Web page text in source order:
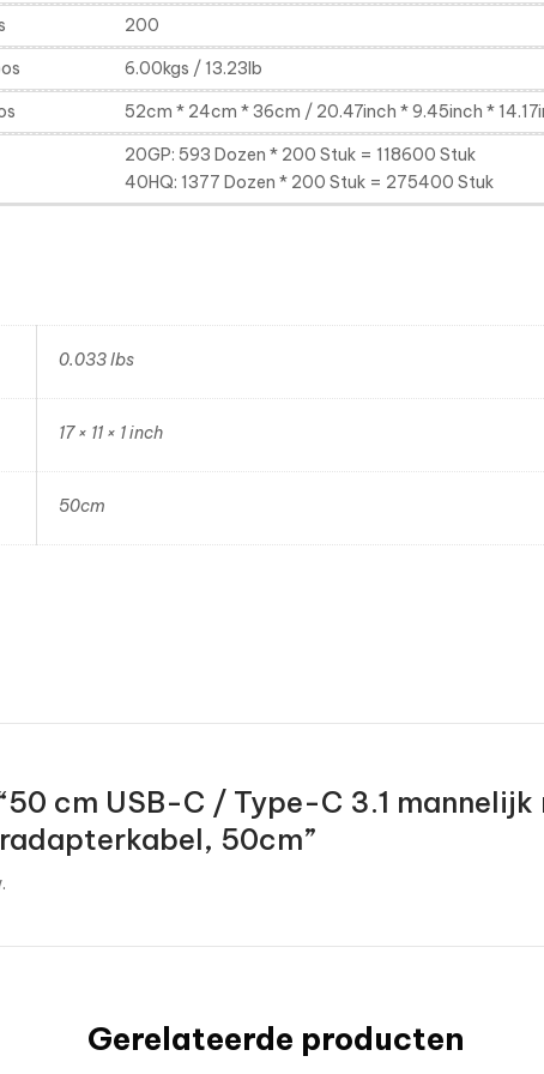
200
6.00kgs / 13.23lb
52cm * 24cm * 36cm / 20.47inch * 9.45inch *
20GP: 593 Dozen * 200 Stuk = 118600 Stuk
40HQ: 1377 Dozen * 200 Stuk = 275400 Stuk
0.033 lbs
17 × 11 × 1 inch
50cm
cm USB-C / Type-C 3.1
50cm”
Gerelateerde producten